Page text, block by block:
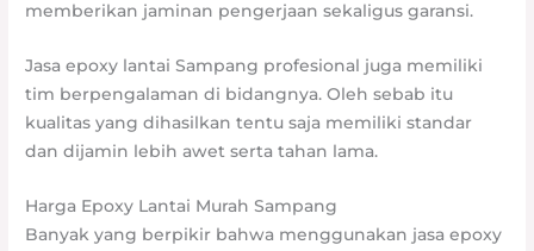
memberikan jaminan pengerjaan sekaligus garansi.
Jasa epoxy lantai Sampang profesional juga memiliki
tim berpengalaman di bidangnya. Oleh sebab itu
kualitas yang dihasilkan tentu saja memiliki standar
dan dijamin lebih awet serta tahan lama.
Harga Epoxy Lantai Murah Sampang
Banyak yang berpikir bahwa menggunakan jasa epoxy